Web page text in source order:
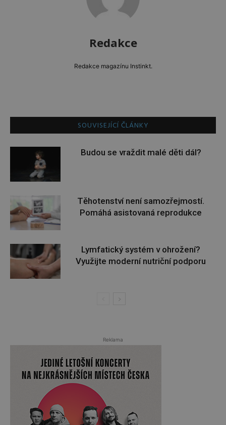
Redakce
Redakce magazínu Instinkt.
SOUVISEJÍCÍ ČLÁNKY
Budou se vraždit malé děti dál?
Těhotenství není samozřejmostí.
Pomáhá asistovaná reprodukce
Lymfatický systém v ohrožení?
Využijte moderní nutriční podporu
Reklama